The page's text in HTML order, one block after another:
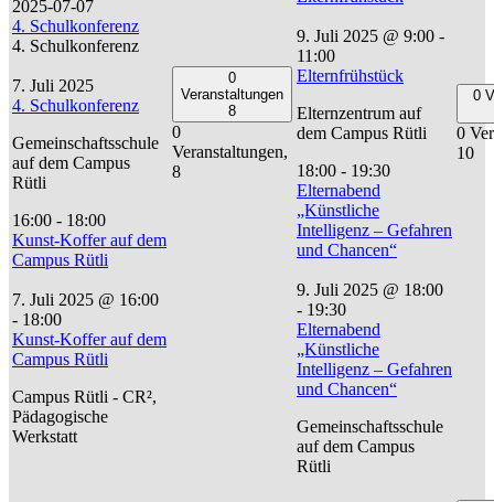
2025-07-07
4. Schulkonferenz
4. Schulkonferenz
7. Juli 2025
4. Schulkonferenz
Gemeinschaftsschule
auf dem Campus
Rütli
16:00 - 18:00
Kunst-Koffer auf dem
Campus Rütli
7. Juli 2025 @ 16:00
- 18:00
Kunst-Koffer auf dem
Campus Rütli
Campus Rütli - CR²,
Pädagogische
Werkstatt
0
Veranstaltungen
8
0
Veranstaltungen,
8
9. Juli 2025 @ 9:00 -
11:00
Elternfrühstück
Elternzentrum auf
dem Campus Rütli
18:00 - 19:30
Elternabend
„Künstliche
Intelligenz – Gefahren
und Chancen“
9. Juli 2025 @ 18:00
- 19:30
Elternabend
„Künstliche
Intelligenz – Gefahren
und Chancen“
Gemeinschaftsschule
auf dem Campus
Rütli
0
0
10